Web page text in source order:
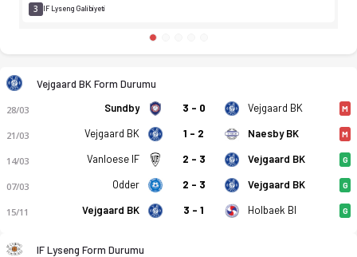
3 IF Lyseng Galibiyeti
Vejgaard BK Form Durumu
28/03 Sundby 3 - 0 Vejgaard BK M
21/03 Vejgaard BK 1 - 2 Naesby BK M
14/03 Vanloese IF 2 - 3 Vejgaard BK G
07/03 Odder 2 - 3 Vejgaard BK G
15/11 Vejgaard BK 3 - 1 Holbaek BI G
IF Lyseng Form Durumu